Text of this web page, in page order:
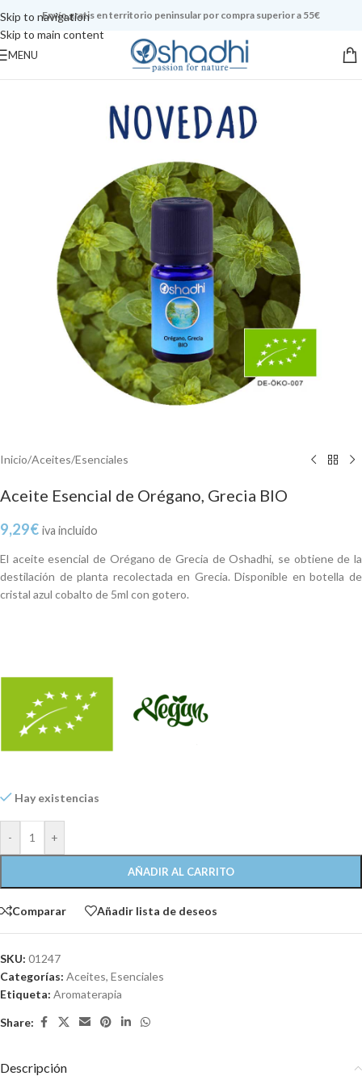
Skip to navigation
Skip to main content
Envío gratis en territorio peninsular por compra superior a 55€
MENU
Inicio/Aceites/Esenciales
Aceite Esencial de Orégano, Grecia BIO
9,29€ iva incluido
El aceite esencial de Orégano de Grecia de Oshadhi, se obtiene de la
destilación de planta recolectada en Grecia. Disponible en botella de
cristal azul cobalto de 5ml con gotero.
Hay existencias
- +
AÑADIR AL CARRITO
Comparar Añadir lista de deseos
SKU: 01247
Categorías: Aceites, Esenciales
Etiqueta: Aromaterapia
Share:
Descripción